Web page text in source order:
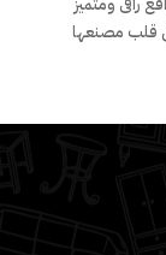
قلب مصنعها